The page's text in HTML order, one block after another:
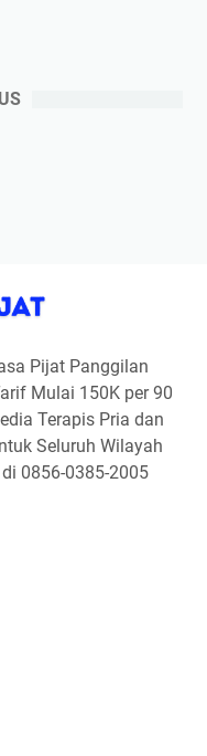
Pijat Panggilan
Mulai 150K per 90
Terapis Pria dan
Seluruh Wilayah
0856-0385-2005